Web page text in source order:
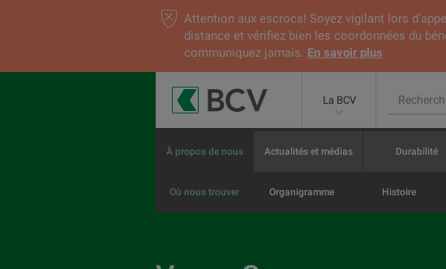
Attention aux escrocs! Soyez vigilant lors
distance et vérifiez bien les coordonnées du
communiquez jamais. En savoir plus
La BCV
À propos de nous
Où nous trouver Organigramme Histoire
Actualités et médias Durabilité